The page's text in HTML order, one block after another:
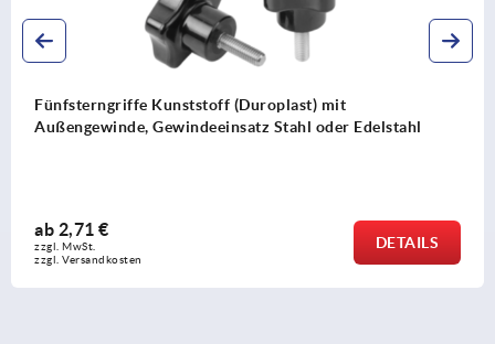
Fünfsterngriffe Kunststoff (Duroplast) mit
Außengewinde, Gewindeeinsatz Stahl oder Edelstahl
ab 2,71 €
zzgl. MwSt.
zzgl. Versandkosten
DETAILS